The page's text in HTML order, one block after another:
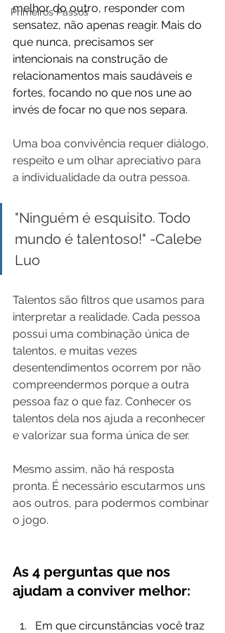
Primeiros Passos
melhor do outro, responder com
sensatez, não apenas reagir. Mais do
que nunca, precisamos ser
intencionais na construção de
relacionamentos mais saudáveis e
fortes, focando no que nos une ao
invés de focar no que nos separa.
Uma boa convivência requer diálogo,
respeito e um olhar apreciativo para
a individualidade da outra pessoa.
"Ninguém é esquisito. Todo
mundo é talentoso!" -Calebe
Luo
Talentos são filtros que usamos para
interpretar a realidade. Cada pessoa
possui uma combinação única de
talentos, e muitas vezes
desentendimentos ocorrem por não
compreendermos porque a outra
pessoa faz o que faz. Conhecer os
talentos dela nos ajuda a reconhecer
e valorizar sua forma única de ser.
Mesmo assim, não há resposta
pronta. É necessário escutarmos uns
aos outros, para podermos combinar
o jogo.
As 4 perguntas que nos
ajudam a conviver melhor:
Em que circunstâncias você traz